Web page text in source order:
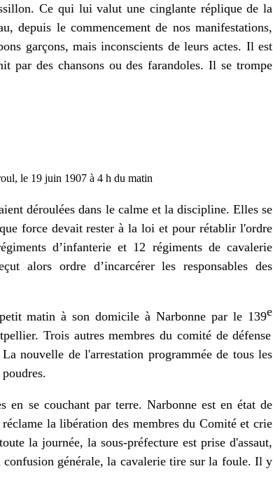
Ce qui lui valut une cinglante réplique de la
depuis le commencement de nos manifestations,
garçons, mais inconscients de leurs actes. Il est
par des chansons ou des farandoles. Il se trompe
le 19 juin 1907 à 4 h du matin
déroulées dans le calme et la discipline. Elles se
force devait rester à la loi et pour rétablir l'ordre
d’infanterie et 12 régiments de cavalerie
alors ordre d’incarcérer les responsables des
matin à son domicile à Narbonne par le 139e
Trois autres membres du comité de défense
nouvelle de l'arrestation programmée de tous les
en se couchant par terre. Narbonne est en état de
la libération des membres du Comité et crie
la journée, la sous-préfecture est prise d'assaut,
confusion générale, la cavalerie tire sur la foule. Il y